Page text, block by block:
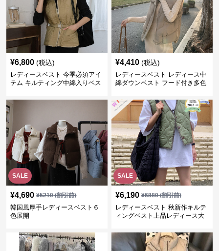
¥6,800 (税込)
レディースベスト 今季必須アイ
テム キルティング中綿入りベス
¥4,410 (税込)
レディースベスト レディース中
綿ダウンベスト フード付き多色
SALE
¥4,690 ¥5210(割引前)
韓国風厚手レディースベスト６
色展開
SALE
¥6,190 ¥6880(割引前)
レディースベスト 秋新作キルテ
ィングベスト上品レディース大